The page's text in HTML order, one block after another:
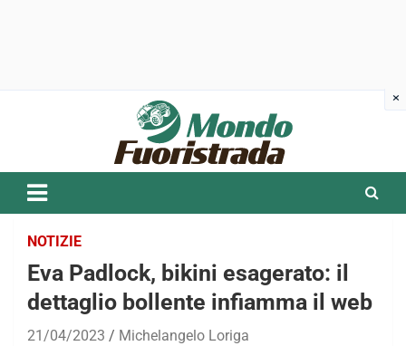
NOTIZIE
Eva Padlock, bikini esagerato: il
dettaglio bollente infiamma il web
21/04/2023 Michelangelo Loriga